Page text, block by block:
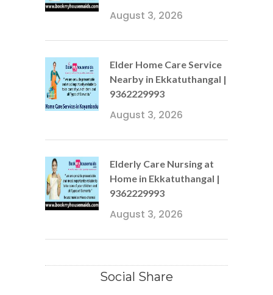
August 3, 2026
Elder Home Care Service
Nearby in Ekkatuthangal |
9362229993
August 3, 2026
Elderly Care Nursing at
Home in Ekkatuthangal |
9362229993
August 3, 2026
Social Share